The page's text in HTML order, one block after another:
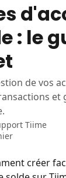
: le
de vos
Tiime
créer